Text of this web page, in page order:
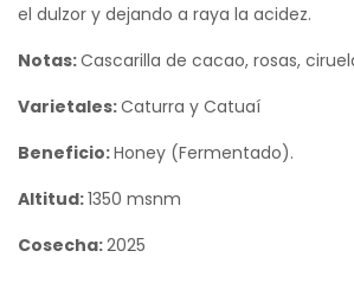
el dulzor y dejando a raya la acidez.
Notas:Cascarilla de cacao, rosas,
Varietales:Caturra y Catuaí
Beneficio:Honey (Fermentado).
Altitud:1350 msnm
Cosecha:2025